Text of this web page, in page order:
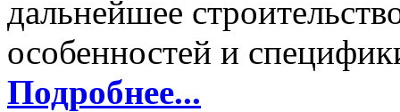
дальнейшее
особенностей и
Подробнее...